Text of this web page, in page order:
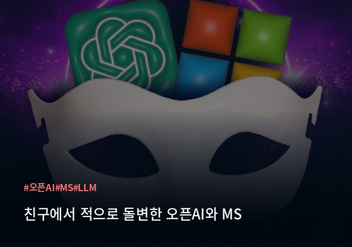
친구에서 적으로 돌변한 오픈AI와 MS
#오픈AI#MS#LLM